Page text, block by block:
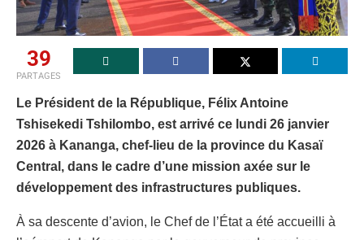
39
PARTAGES
Le Président de la République, Félix Antoine
Tshisekedi Tshilombo, est arrivé ce lundi 26 janvier
2026 à Kananga, chef-lieu de la province du Kasaï
Central, dans le cadre d’une mission axée sur le
développement des infrastructures publiques.
À sa descente d’avion, le Chef de l’État a été accueilli à